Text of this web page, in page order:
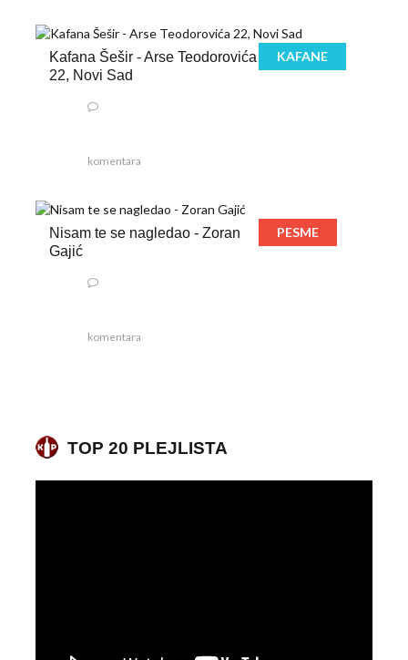
Kafana Šešir - Arse Teodorovića
22, Novi Sad
KAFANE
komentara
Nisam te se nagledao - Zoran
Gajić
PESME
komentara
TOP 20 PLEJLISTA